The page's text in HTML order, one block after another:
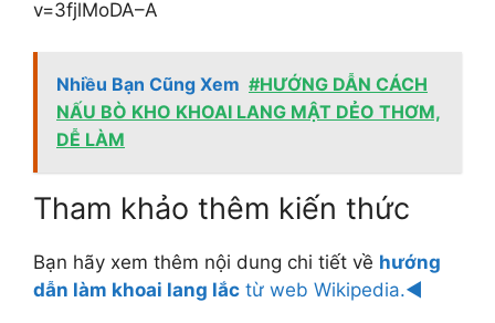
v=3fjlMoDA–A
Nhiều Bạn Cũng Xem #HƯỚNG DẪN CÁCH
NẤU BÒ KHO KHOAI LANG MẬT DẺO THƠM,
DỄ LÀM
Tham khảo thêm kiến thức
Bạn hãy xem thêm nội dung chi tiết về hướng
dẫn làm khoai lang lắc từ web Wikipedia.◄